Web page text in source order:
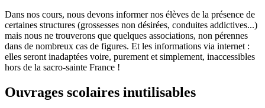
Dans nos cours, nous devons informer nos élèves de la présence de
certaines structures (grossesses non désirées, conduites addictives...)
mais nous ne trouverons que quelques associations, non pérennes
dans de nombreux cas de figures. Et les informations via internet :
elles seront inadaptées voire, purement et simplement, inaccessibles
hors de la sacro-sainte France !
Ouvrages scolaires inutilisables